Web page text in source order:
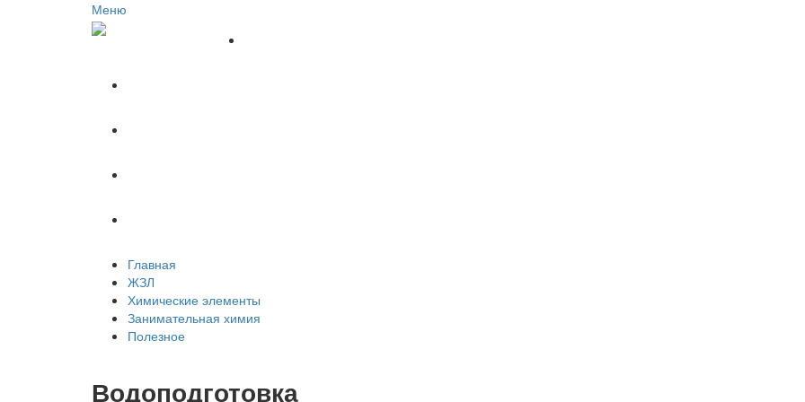
Меню
Главная
ЖЗЛ
Химические элементы
Занимательная химия
Полезное
Водоподготовка